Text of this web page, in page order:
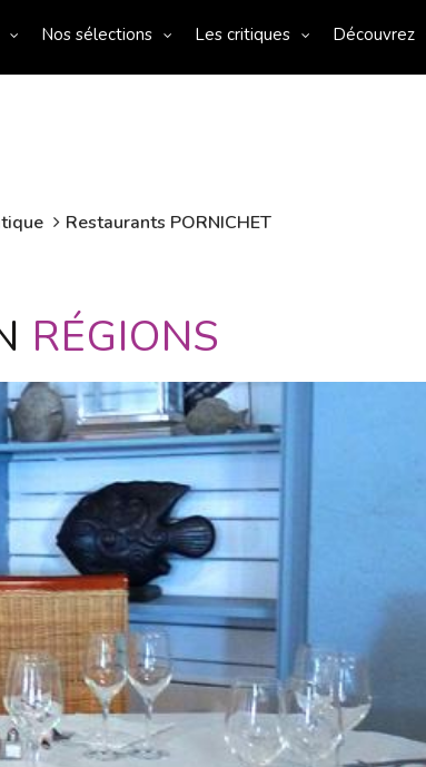
Nos sélections Les critiques Découvrez
Restaurants PORNICHET
RÉGIONS